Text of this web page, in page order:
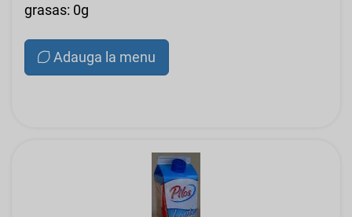
grasas: 0g
Adauga la menu